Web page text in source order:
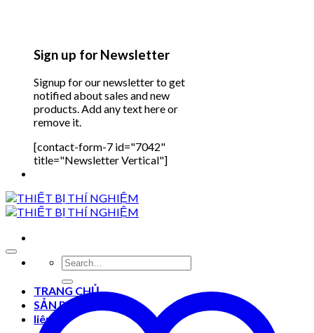
Sign up for Newsletter
Signup for our newsletter to get
notified about sales and new
products. Add any text here or
remove it.
[contact-form-7 id="7042"
title="Newsletter Vertical"]
Search
for:
TRANG CHỦ
SẢN PHẨM
liên hệ